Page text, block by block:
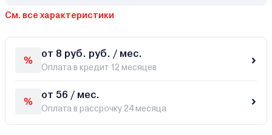
См. все характеристики
от 8 руб. руб. / мес.
Оплата в кредит 12 месяцев
от 56 / мес.
Оплата в рассрочку 24 месяца